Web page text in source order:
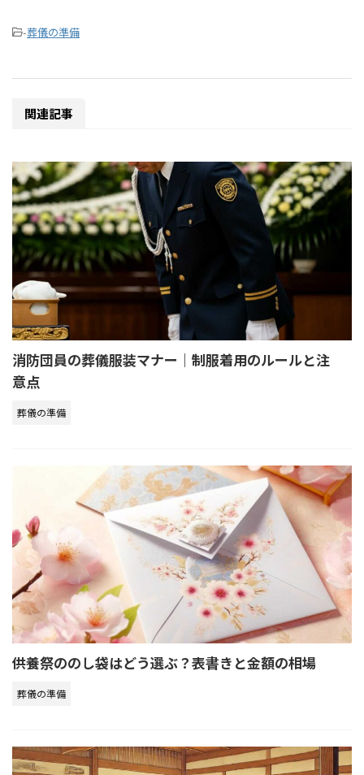
-葬儀の準備
関連記事
消防団員の葬儀服装マナー｜制服着用のルールと注
意点
葬儀の準備
供養祭ののし袋はどう選ぶ？表書きと金額の相場
葬儀の準備